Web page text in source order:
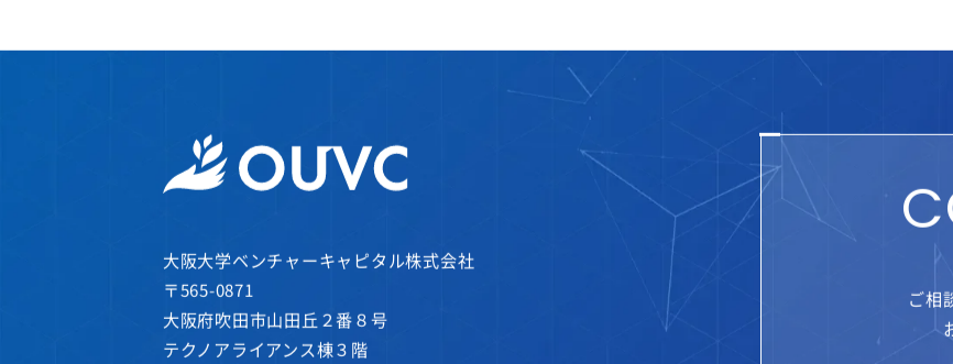
大阪大学ベンチャーキャピタル株式会社
〒565-0871
大阪府吹田市山田丘２番８号
テクノアライアンス棟３階
ご相